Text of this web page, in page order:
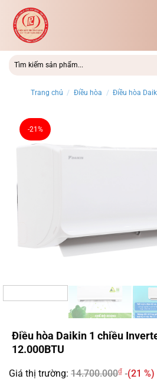
qua
dung
Trang chủ / Điều hòa / Điều hòa
-21%
Điều hòa Daikin 1 chiều
12.000BTU
Giá thị trường: 14.700.000₫
(21 %)